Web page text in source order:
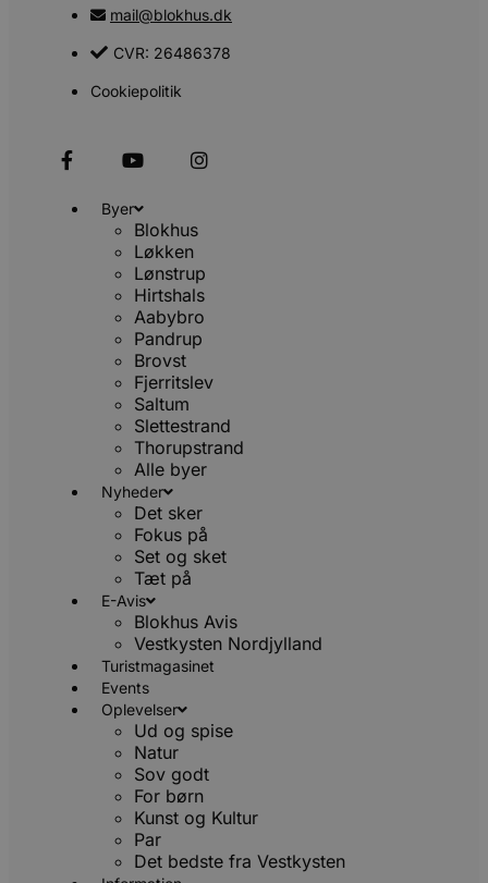
mail@blokhus.dk
CVR: 26486378
Cookiepolitik
Byer
Blokhus
Løkken
Lønstrup
Hirtshals
Aabybro
Pandrup
Brovst
Fjerritslev
Saltum
Slettestrand
Thorupstrand
Alle byer
Nyheder
Det sker
Fokus på
Set og sket
Tæt på
E-Avis
Blokhus Avis
Vestkysten Nordjylland
Turistmagasinet
Events
Oplevelser
Ud og spise
Natur
Sov godt
For børn
Kunst og Kultur
Par
Det bedste fra Vestkysten